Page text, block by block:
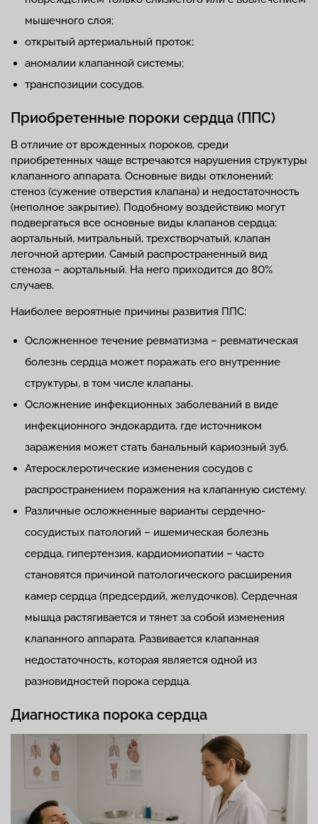
мышечного слоя;
открытый артериальный проток;
аномалии клапанной системы;
транспозиции сосудов.
Приобретенные пороки сердца (ППС)
В отличие от врожденных пороков, среди
приобретенных чаще встречаются нарушения структуры
клапанного аппарата. Основные виды отклонений:
стеноз (сужение отверстия клапана) и недостаточность
(неполное закрытие). Подобному воздействию могут
подвергаться все основные виды клапанов сердца:
аортальный, митральный, трехстворчатый, клапан
легочной артерии. Самый распространенный вид
стеноза – аортальный. На него приходится до 80%
случаев.
Наиболее вероятные причины развития ППС:
Осложненное течение ревматизма – ревматическая
болезнь сердца может поражать его внутренние
структуры, в том числе клапаны.
Осложнение инфекционных заболеваний в виде
инфекционного эндокардита, где источником
заражения может стать банальный кариозный зуб.
Атеросклеротические изменения сосудов с
распространением поражения на клапанную систему.
Различные осложненные варианты сердечно-
сосудистых патологий – ишемическая болезнь
сердца, гипертензия, кардиомиопатии – часто
становятся причиной патологического расширения
камер сердца (предсердий, желудочков). Сердечная
мышца растягивается и тянет за собой изменения
клапанного аппарата. Развивается клапанная
недостаточность, которая является одной из
разновидностей порока сердца.
Диагностика порока сердца